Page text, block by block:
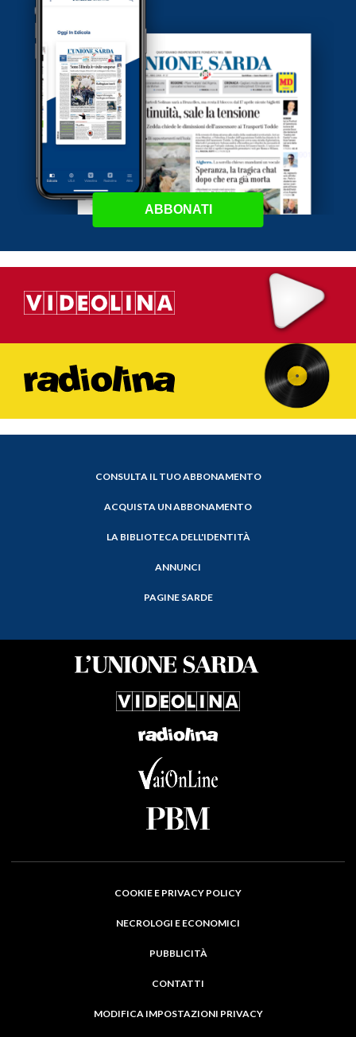
ABBONATI
CONSULTA IL TUO ABBONAMENTO
ACQUISTA UN ABBONAMENTO
LA BIBLIOTECA DELL'IDENTITÀ
ANNUNCI
PAGINE SARDE
COOKIE E PRIVACY POLICY
NECROLOGI E ECONOMICI
PUBBLICITÀ
CONTATTI
MODIFICA IMPOSTAZIONI PRIVACY